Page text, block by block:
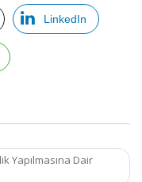
LinkedIn
Yapılmasına Dair